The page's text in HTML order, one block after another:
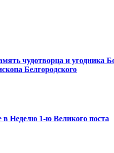
чудотворца и угодника
Белгородского
в Неделю 1-ю Великого поста